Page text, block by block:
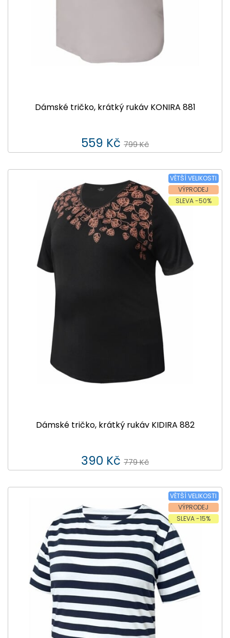
Dámské tričko, krátký rukáv KONIRA 881
559 Kč 799 Kč
VĚTŠÍ VELIKOSTI
VÝPRODEJ
SLEVA -50%
Dámské tričko, krátký rukáv KIDIRA 882
390 Kč 779 Kč
VĚTŠÍ VELIKOSTI
VÝPRODEJ
SLEVA -15%